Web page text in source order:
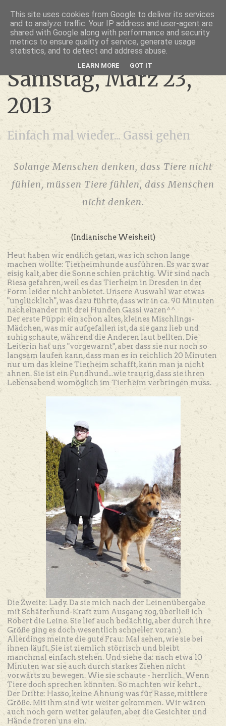
thru lensed eyes
- das Schöne im Fokus -
Samstag, März 23,
2013
Einfach mal wieder... Gassi gehen
Solange Menschen denken, dass Tiere nicht
fühlen, müssen Tiere fühlen, dass Menschen
nicht denken.
(Indianische Weisheit)
Heut haben wir endlich getan, was ich schon lange
machen wollte: Tierheimhunde ausführen. Es war zwar
eisig kalt, aber die Sonne schien prächtig. Wir sind nach
Riesa gefahren, weil es das Tierheim in Dresden in der
Form leider nicht anbietet. Unsere Auswahl war etwas
"unglücklich", was dazu führte, dass wir in ca. 90 Minuten
nacheinander mit drei Hunden Gassi waren^^
Der erste Püppi: ein schon altes, kleines Mischlings-
Mädchen, was mir aufgefallen ist, da sie ganz lieb und
ruhig schaute, während die Anderen laut bellten. Die
Leiterin hat uns "vorgewarnt", aber dass sie nur noch so
langsam laufen kann, dass man es in reichlich 20 Minuten
nur um das kleine Tierheim schafft, kann man ja nicht
ahnen. Sie ist ein Fundhund...wie traurig, dass sie ihren
Lebensabend womöglich im Tierheim verbringen muss.
Die Zweite: Lady. Da sie mich nach der Leinenübergabe
mit Schäferhund-Kraft zum Ausgang zog, überließ ich
Robert die Leine. Sie lief auch bedächtig, aber durch ihre
Größe ging es doch wesentlich schneller voran:)
Allerdings meinte die gute Frau: Mal sehen, wie sie bei
ihnen läuft. Sie ist ziemlich störrisch und bleibt
manchmal einfach stehen. Und siehe da: nach etwa 10
Minuten war sie auch durch starkes Ziehen nicht
vorwärts zu bewegen. Wie sie schaute - herrlich. Wenn
Tiere doch sprechen könnten. So machten wir kehrt...
Der Dritte: Hasso, keine Ahnung was für Rasse, mittlere
Größe. Mit ihm sind wir weiter gekommen. Wir wären
auch noch gern weiter gelaufen, aber die Gesichter und
Hände froren uns ein.
This site uses cookies from Google to deliver its services
and to analyze traffic. Your IP address and user-agent are
shared with Google along with performance and security
metrics to ensure quality of service, generate usage
statistics, and to detect and address abuse.
LEARN MORE GOT IT